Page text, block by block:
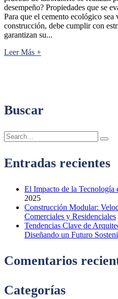
desempeño? Propiedades que se
Para que el cemento ecológico sea
construcción, debe cumplir con
garantizan su...
Leer Más +
Buscar
Entradas recientes
El Impacto de la Tecnología
2025
Construcción Modular:
Comerciales y Residenciales
Tendencias Clave de
Diseñando un Futuro
Comentarios
Categorías